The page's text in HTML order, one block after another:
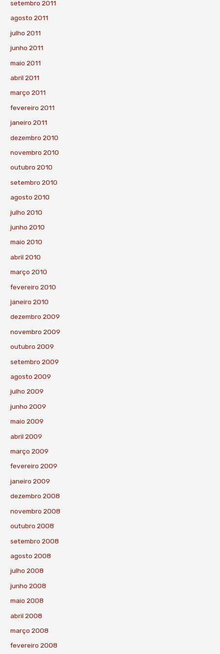
setembro 2011
agosto 2011
julho 2011
junho 2011
maio 2011
abril 2011
março 2011
fevereiro 2011
janeiro 2011
dezembro 2010
novembro 2010
outubro 2010
setembro 2010
agosto 2010
julho 2010
junho 2010
maio 2010
abril 2010
março 2010
fevereiro 2010
janeiro 2010
dezembro 2009
novembro 2009
outubro 2009
setembro 2009
agosto 2009
julho 2009
junho 2009
maio 2009
abril 2009
março 2009
fevereiro 2009
janeiro 2009
dezembro 2008
novembro 2008
outubro 2008
setembro 2008
agosto 2008
julho 2008
junho 2008
maio 2008
abril 2008
março 2008
fevereiro 2008